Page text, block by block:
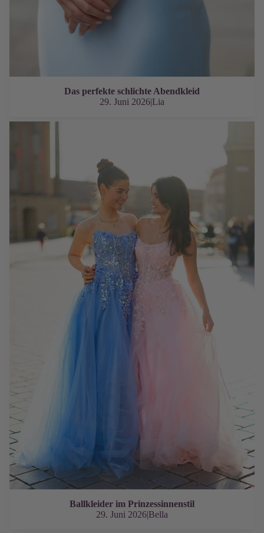
Das perfekte schlichte Abendkleid
29. Juni 2026|Lia
Ballkleider im Prinzessinnenstil
29. Juni 2026|Bella